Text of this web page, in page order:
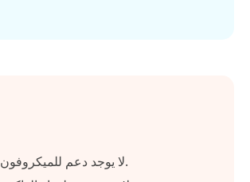
لا يوجد دعم للميكروفون الخارجي.